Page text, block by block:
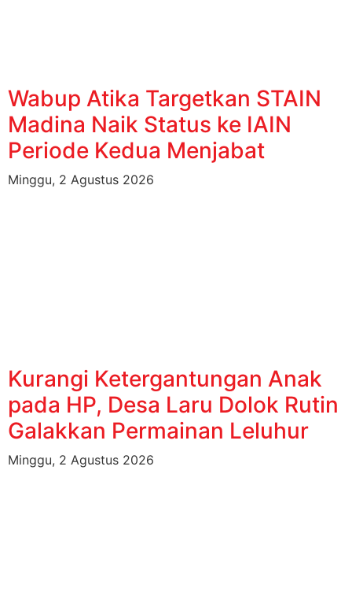
Wabup Atika Targetkan STAIN
Madina Naik Status ke IAIN
Periode Kedua Menjabat
Minggu, 2 Agustus 2026
Kurangi Ketergantungan Anak
pada HP, Desa Laru Dolok Rutin
Galakkan Permainan Leluhur
Minggu, 2 Agustus 2026